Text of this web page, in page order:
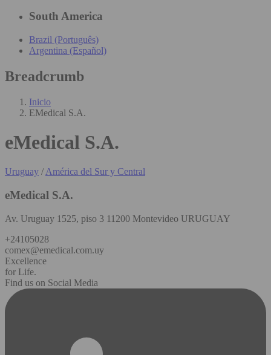
South America
Brazil (Português)
Argentina (Español)
Breadcrumb
Inicio
EMedical S.A.
eMedical S.A.
Uruguay /América del Sur y Central
eMedical S.A.
Av. Uruguay 1525, piso 3 11200 Montevideo URUGUAY
+24105028
comex@emedical.com.uy
Excellence
for Life.
Find us on Social Media